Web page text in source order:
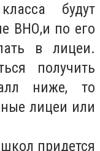
будут
ВНО,и по его
в лицеи.
получить
ниже, то
лицеи или
придется